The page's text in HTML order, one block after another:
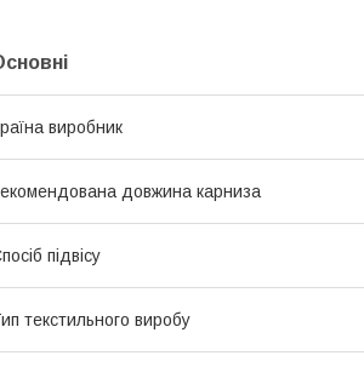
виробник
довжина карниза
підвісу
текстильного виробу